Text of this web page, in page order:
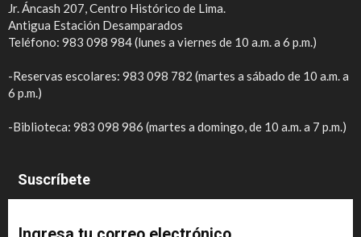
Jr. Áncash 207, Centro Histórico de Lima.
Antigua Estación Desamparados
Teléfono: 983 098 984 (lunes a viernes de 10 a.m. a 6 p.m.)
-Reservas escolares: 983 098 782 (martes a sábado de 10 a.m. a
6 p.m.)
-Biblioteca: 983 098 986 (martes a domingo, de 10 a.m. a 7 p.m.)
Suscríbete